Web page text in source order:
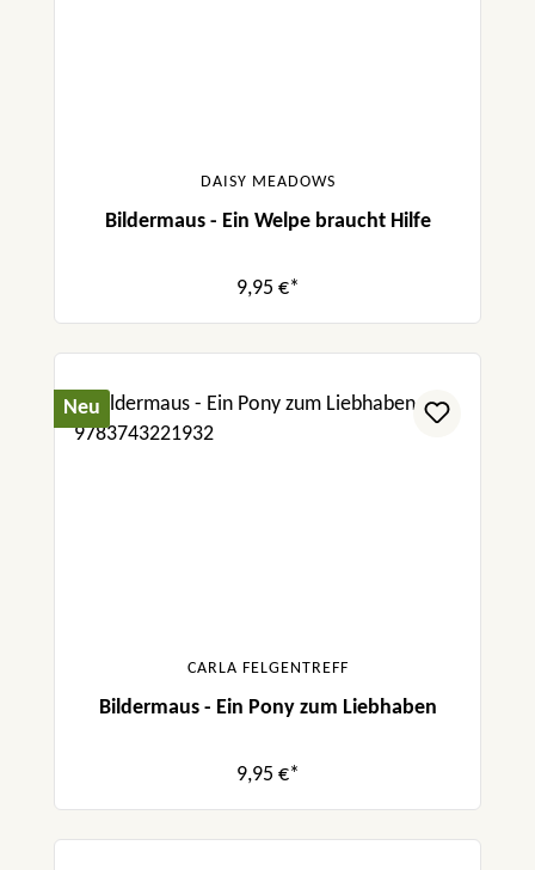
DAISY MEADOWS
Bildermaus - Ein Welpe braucht Hilfe
9,95 €*
Neu
CARLA FELGENTREFF
Bildermaus - Ein Pony zum Liebhaben
9,95 €*